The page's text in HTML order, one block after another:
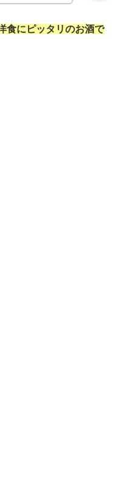
食にピッタリのお酒で